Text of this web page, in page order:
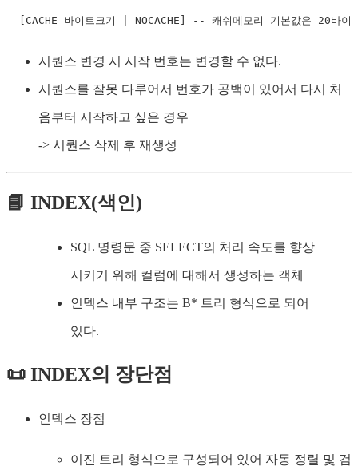
CACHE 바이트크기 NOCACHE -- 캐쉬메모리 기본값은 20바이
시퀀스 변경 시 시작 번호는 변경할 수 없다.
시퀀스를 잘못 다루어서 번호가 공백이 있어서 다시 처
음부터 시작하고 싶은 경우
-> 시퀀스 삭제 후 재생성
📘 INDEX(색인)
SQL 명령문 중 SELECT의 처리 속도를 향상
시키기 위해 컬럼에 대해서 생성하는 객체
인덱스 내부 구조는 B* 트리 형식으로 되어
있다.
📜 INDEX의 장단점
인덱스 장점
이진 트리 형식으로 구성되어 있어 자동 정렬 및 검